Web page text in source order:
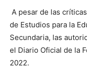
A pesar de las
de Estudios para la
Secundaria, las
el Diario Oficial de la
2022.